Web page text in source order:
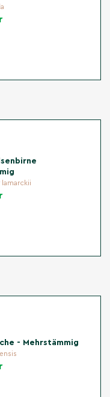
halten; später
Hitzeperioden
Triebe entfernen;
der Blüte
das unterstützt
weiches
und
von
bei starkem Frost
milderen Phasen
- Mehrstämmig